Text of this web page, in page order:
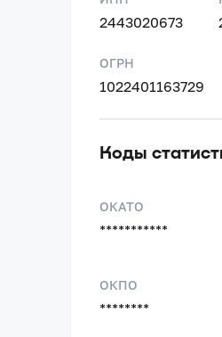
2443020673
ОГРН
1022401163729
Коды
ОКАТО
***********
ОКПО
********